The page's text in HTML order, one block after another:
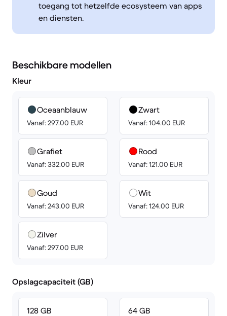
toegang tot hetzelfde ecosysteem van apps
en diensten.
Beschikbare modellen
Kleur
Oceaanblauw
Vanaf: 297.00 EUR
Grafiet
Vanaf: 332.00 EUR
Goud
Vanaf: 243.00 EUR
Zilver
Vanaf: 297.00 EUR
Zwart
Vanaf: 104.00 EUR
Rood
Vanaf: 121.00 EUR
Wit
Vanaf: 124.00 EUR
Opslagcapaciteit (GB)
128 GB 64 GB